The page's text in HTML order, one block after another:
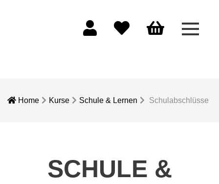
Menü
Home Kurse Schule & Lernen Schulabschlüsse
SCHULE &